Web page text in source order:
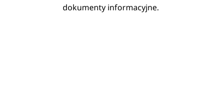
dokumenty informacyjne.